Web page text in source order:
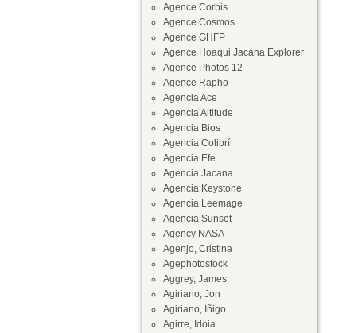
Agence Corbis
Agence Cosmos
Agence GHFP
Agence Hoaqui Jacana Explorer
Agence Photos 12
Agence Rapho
Agencia Ace
Agencia Altitude
Agencia Bios
Agencia Colibrí
Agencia Efe
Agencia Jacana
Agencia Keystone
Agencia Leemage
Agencia Sunset
Agency NASA
Agenjo, Cristina
Agephotostock
Aggrey, James
Agiriano, Jon
Agiriano, Iñigo
Agirre, Idoia